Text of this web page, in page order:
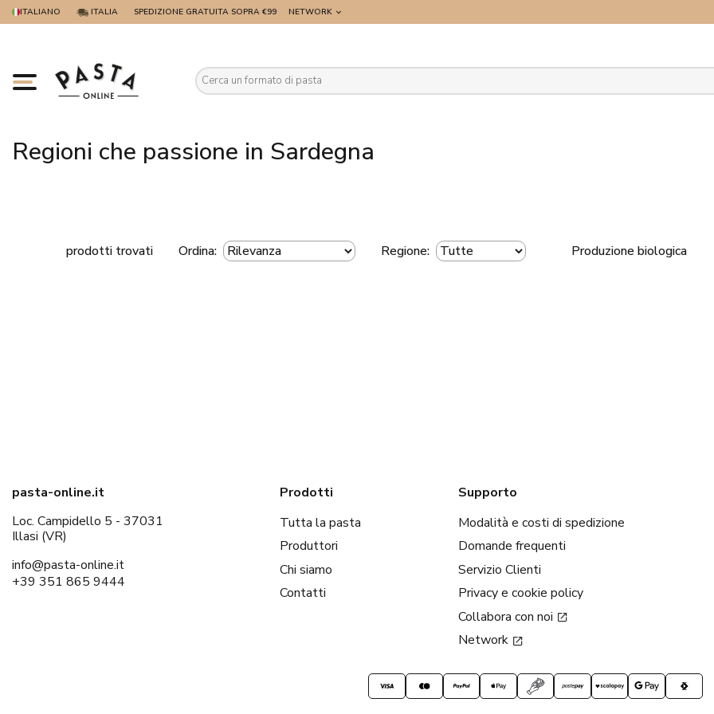
ITALIANO ITALIA SPEDIZIONE GRATUITA SOPRA €99 NETWORK
Regioni che passione in Sardegna
prodotti trovati Ordina: Regione: Produzione biologica
pasta-online.it
Loc. Campidello 5 - 37031
Illasi (VR)
info@pasta-online.it
+39 351 865 9444
Prodotti
Tutta la pasta
Produttori
Chi siamo
Contatti
Supporto
Modalità e costi di spedizione
Domande frequenti
Servizio Clienti
Privacy e cookie policy
Collabora con noi
Network